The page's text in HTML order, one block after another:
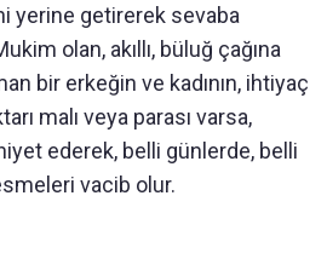
yerine getirerek sevaba
olan, akıllı, büluğ çağına
bir erkeğin ve kadının, ihtiyaç
malı veya parası varsa,
ederek, belli günlerde, belli
vacib olur.